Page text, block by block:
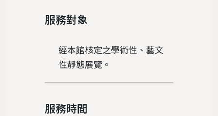
外文期刊館藏清單
報紙館藏清單
年度訂購期刊清單
RapidILL西文文獻快遞服務
二手書交流平台
地理位置
避難逃生路線圖
服務對象
經本館核定之學術性、藝文
性靜態展覽。
服務時間